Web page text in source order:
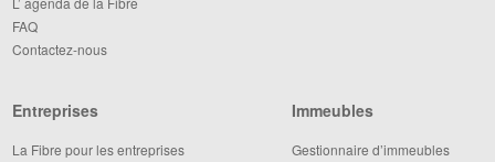
FAQ
Contactez-nous
Entreprises
La Fibre pour les entreprises
Immeubles
Gestionnaire d’immeubles